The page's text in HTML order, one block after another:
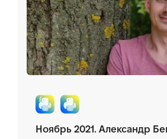
Ноябрь 2021. Александр